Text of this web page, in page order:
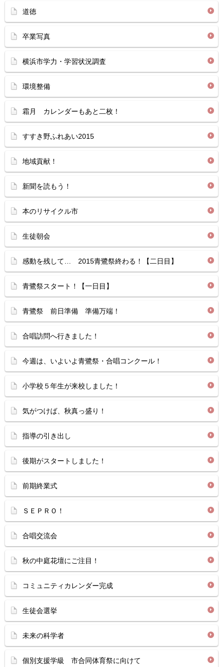
道徳
卒業写真
横浜市学力・学習状況調査
環境整備
霜月 カレンダーもあと二枚！
すすき野ふれあい2015
地域貢献！
新聞を読もう！
本のリサイクル市
生徒朝会
感動を残して… 2015青鷺祭終わる！【二日目】
青鷺祭スタート！【一日目】
青鷺祭 前日準備 準備万端！
合唱訪問へ行きました！
今週は、いよいよ青鷺祭・合唱コンクール！
小学校５年生が来校しました！
気がつけば、秋真っ盛り！
指導の引き出し
後期がスタートしました！
前期終業式
ＳＥＰＲＯ！
合唱交流会
秋の中庭花壇にご注目！
コミュニティカレンダー完成
生徒会選挙
未来の科学者
個別支援学級 市合同体育祭に向けて